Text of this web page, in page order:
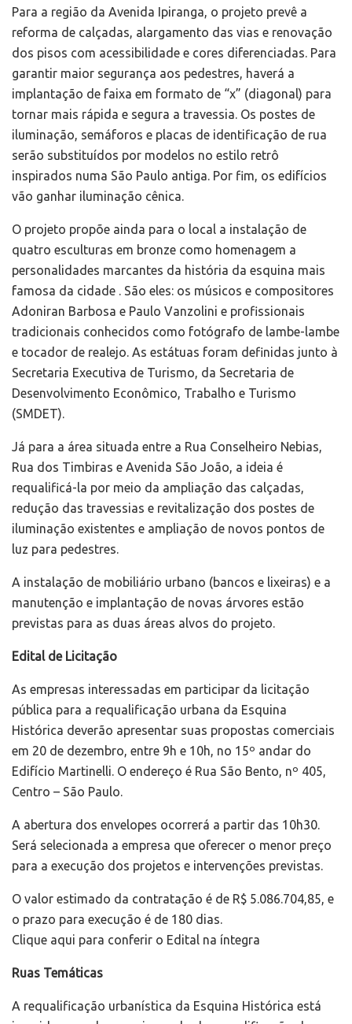
Para a região da Avenida Ipiranga, o projeto prevê a
reforma de calçadas, alargamento das vias e renovação
dos pisos com acessibilidade e cores diferenciadas. Para
garantir maior segurança aos pedestres, haverá a
implantação de faixa em formato de “x” (diagonal) para
tornar mais rápida e segura a travessia. Os postes de
iluminação, semáforos e placas de identificação de rua
serão substituídos por modelos no estilo retrô
inspirados numa São Paulo antiga. Por fim, os edifícios
vão ganhar iluminação cênica.
O projeto propõe ainda para o local a instalação de
quatro esculturas em bronze como homenagem a
personalidades marcantes da história da esquina mais
famosa da cidade . São eles: os músicos e compositores
Adoniran Barbosa e Paulo Vanzolini e profissionais
tradicionais conhecidos como fotógrafo de lambe-lambe
e tocador de realejo. As estátuas foram definidas junto à
Secretaria Executiva de Turismo, da Secretaria de
Desenvolvimento Econômico, Trabalho e Turismo
(SMDET).
Já para a área situada entre a Rua Conselheiro Nebias,
Rua dos Timbiras e Avenida São João, a ideia é
requalificá-la por meio da ampliação das calçadas,
redução das travessias e revitalização dos postes de
iluminação existentes e ampliação de novos pontos de
luz para pedestres.
A instalação de mobiliário urbano (bancos e lixeiras) e a
manutenção e implantação de novas árvores estão
previstas para as duas áreas alvos do projeto.
Edital de Licitação
As empresas interessadas em participar da licitação
pública para a requalificação urbana da Esquina
Histórica deverão apresentar suas propostas comerciais
em 20 de dezembro, entre 9h e 10h, no 15º andar do
Edifício Martinelli. O endereço é Rua São Bento, nº 405,
Centro – São Paulo.
A abertura dos envelopes ocorrerá a partir das 10h30.
Será selecionada a empresa que oferecer o menor preço
para a execução dos projetos e intervenções previstas.
O valor estimado da contratação é de R$ 5.086.704,85, e
o prazo para execução é de 180 dias.
Clique aqui para conferir o Edital na íntegra
Ruas Temáticas
A requalificação urbanística da Esquina Histórica está